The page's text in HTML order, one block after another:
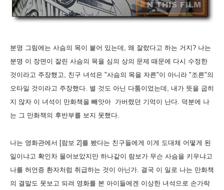
분명 그림에는 사슴의 목이 붙어 있는데, 왜 잘랐다고 하는 거지? 나는
분명 이 장면이 잘린 사슴의 목을 심의 상의 문제 때문에 다시 수정한
것이라고 주장했고, 친구 녀석은 "사슴의 목을 자른"이 아니라 "조른"의
오타일 것이라고 주장했다. 별 것도 아닌 다툼이었는데, 내가 뜻을 굽히
지 않자 이 녀석이 만화책을 빼앗아 가버렸던 기억이 난다. 덕분에 나
는 그 만화책의 후반부를 보지 못했다.
나는 영화관에서 [람보 2]를 봤다는 친구들에게 이게 도대체 어떻게 된
일이냐고 확인차 물어보았지만 하나같이 람보가 무슨 사슴을 키우냐고
나를 허언증 환자처럼 취급하는 것이 아닌가. 결국 이 일로 나는 만화책
의 결말도 못보고 되려 영화를 본 아이들에겐 이상한 녀석으로 손가락